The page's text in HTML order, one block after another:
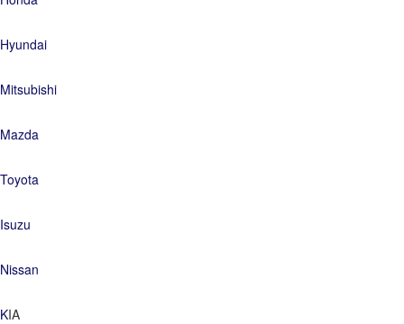
Hyundai
Mitsubishi
Mazda
Toyota
Isuzu
Nissan
KIA